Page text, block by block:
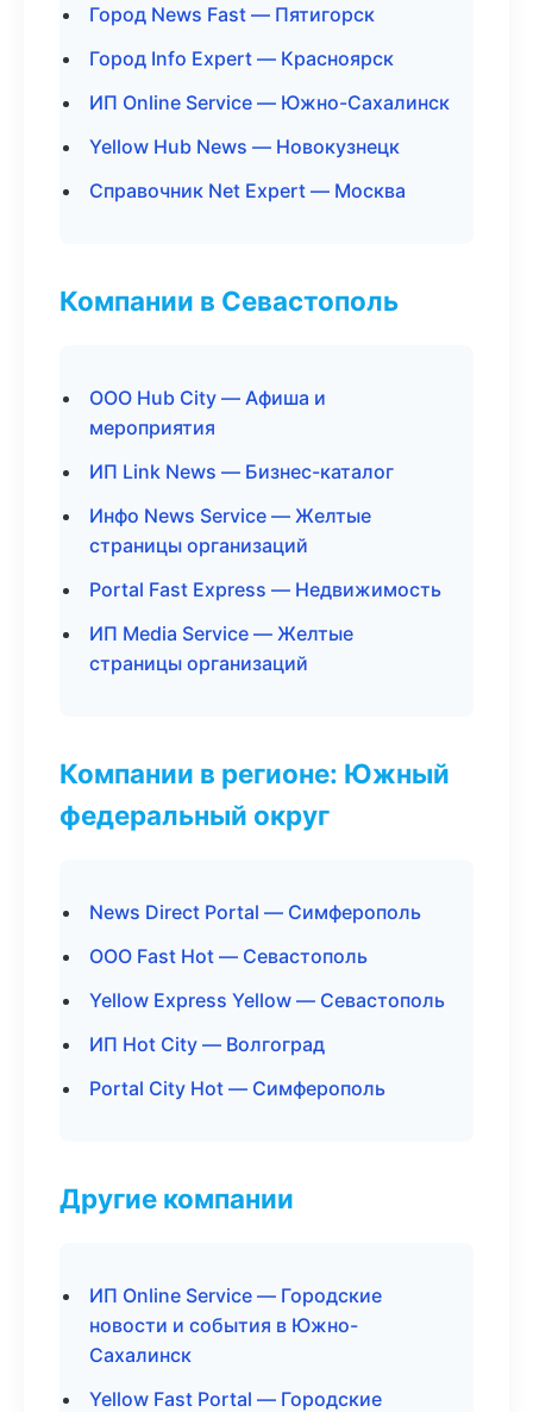
Город News Fast — Пятигорск
Город Info Expert — Красноярск
ИП Online Service — Южно-Сахалинск
Yellow Hub News — Новокузнецк
Справочник Net Expert — Москва
Компании в Севастополь
ООО Hub City — Афиша и
мероприятия
ИП Link News — Бизнес-каталог
Инфо News Service — Желтые
страницы организаций
Portal Fast Express — Недвижимость
ИП Media Service — Желтые
страницы организаций
Компании в регионе: Южный
федеральный округ
News Direct Portal — Симферополь
ООО Fast Hot — Севастополь
Yellow Express Yellow — Севастополь
ИП Hot City — Волгоград
Portal City Hot — Симферополь
Другие компании
ИП Online Service — Городские
новости и события в Южно-
Сахалинск
Yellow Fast Portal — Городские